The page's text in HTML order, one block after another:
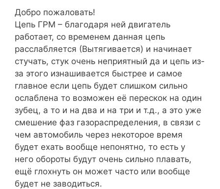
Добро пожаловать!
Цепь ГРМ – благодаря ней двигатель
работает, со временем данная цепь
расслабляется (Вытягивается) и начинает
стучать, стук очень неприятный да и цепь из-
за этого изнашивается быстрее и самое
главное если цепь будет слишком сильно
ослаблена то возможен её перескок на один
зубец, а то и на два и на три и т.д., а это уже
смешение фаз газораспределения, в связи с
чем автомобиль через некоторое время
будет ехать вообще непонятно, то есть у
него обороты будут очень сильно плавать,
ещё глохнуть он может часто или вообще
будет не заводиться.